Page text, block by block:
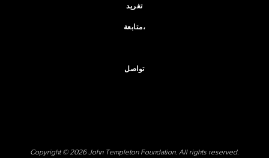
تغريد
متابعة،
تواصل
Copyright © 2026 John Templeton Foundation. All rights reserved.